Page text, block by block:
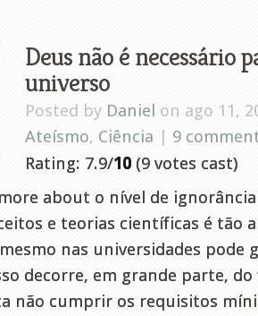
Deus não é necessário
universo
Posted by Daniel on ago 11,
Ateísmo, Ciência | 9
Rating: 7.9/10 (9 votes cast)
about o nível de ignorância
e teorias científicas é tão
nas universidades pode
decorre, em grande parte,
não cumprir os requisitos